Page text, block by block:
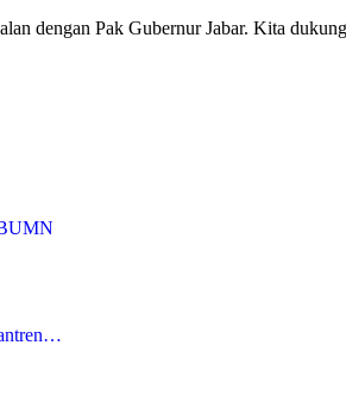
dengan Pak Gubernur Jabar. Kita